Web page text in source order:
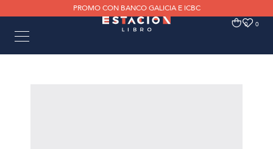
PROMO CON BANCO GALICIA E ICBC
0 0